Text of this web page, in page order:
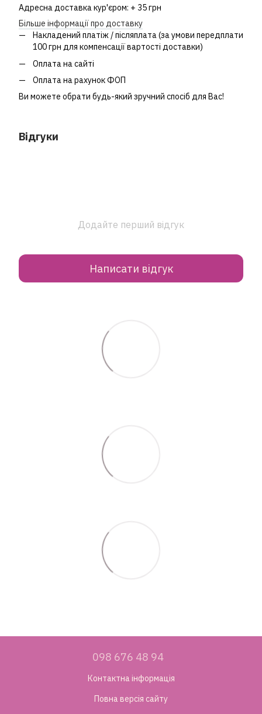
Адресна доставка кур'єром: + 35 грн
Більше інформації про доставку
Накладений платіж / післяплата (за умови передплати
100 грн для компенсації вартості доставки)
Оплата на сайті
Оплата на рахунок ФОП
Ви можете обрати будь-який зручний спосіб для Вас!
Відгуки
Додайте перший відгук
Написати відгук
098 676 48 94
Контактна інформація
Повна версія сайту